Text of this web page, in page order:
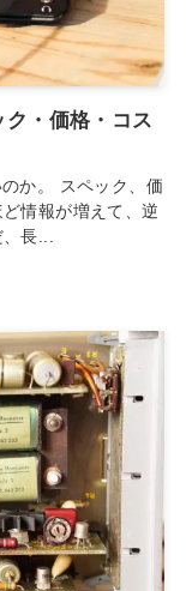
・価格・コス
か。 スペック、価
情報が増えて、逆
長...